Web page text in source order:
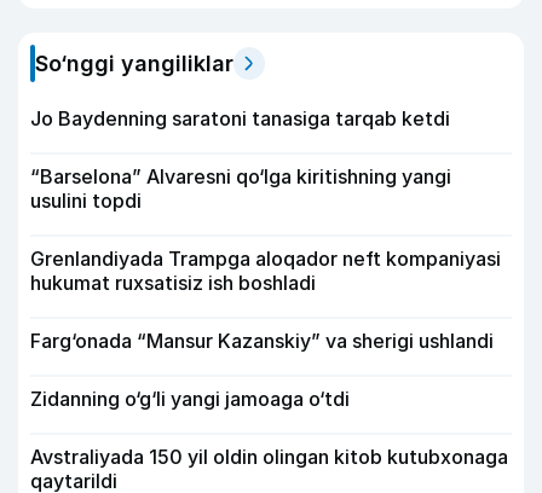
So‘nggi yangiliklar
Jo Baydenning saratoni tanasiga tarqab ketdi
“Barselona” Alvaresni qo‘lga kiritishning yangi
usulini topdi
Grenlandiyada Trampga aloqador neft kompaniyasi
hukumat ruxsatisiz ish boshladi
Farg‘onada “Mansur Kazanskiy” va sherigi ushlandi
Zidanning o‘g‘li yangi jamoaga o‘tdi
Avstraliyada 150 yil oldin olingan kitob kutubxonaga
qaytarildi